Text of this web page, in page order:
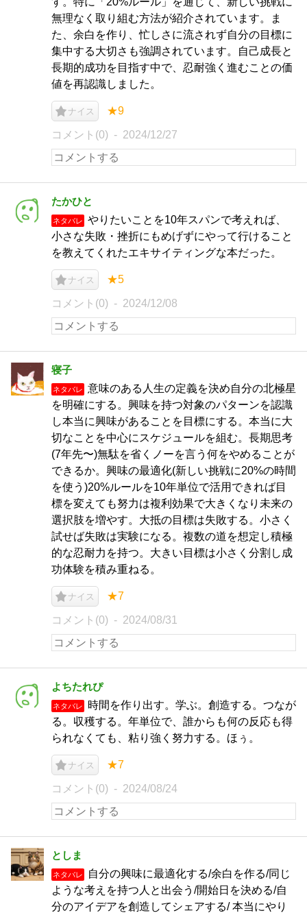
無理なく取り組む方法が紹介されています。ま
た、余白を作り、忙しさに流されず自分の目標に
集中する大切さも強調されています。自己成長と
長期的成功を目指す中で、忍耐強く進むことの価
値を再認識しました。
ナイス ★9
コメント(0) 2024/12/27
たかひと
ネタバレ
やりたいことを10年スパンで考えれば、
小さな失敗・挫折にもめげずにやって行けること
を教えてくれたエキサイティングな本だった。
ナイス ★5
コメント(0) 2024/12/08
寝子
ネタバレ
意味のある人生の定義を決め自分の北極星
を明確にする。興味を持つ対象のパターンを認識
し本当に興味があることを目標にする。本当に大
切なことを中心にスケジュールを組む。長期思考
(7年先〜)無駄を省くノーを言う何をやめることが
できるか。興味の最適化(新しい挑戦に20%の時間
を使う)20%ルールを10年単位で活用できれば目
標を変えても努力は複利効果で大きくなり未来の
選択肢を増やす。大抵の目標は失敗する。小さく
試せば失敗は実験になる。複数の道を想定し積極
的な忍耐力を持つ。大きい目標は小さく分割し成
功体験を積み重ねる。
ナイス ★7
コメント(0) 2024/08/31
よちたれぴ
ネタバレ
時間を作り出す。学ぶ。創造する。つなが
る。収穫する。年単位で、誰からも何の反応も得
られなくても、粘り強く努力する。ほぅ。
ナイス ★7
コメント(0) 2024/08/24
としま
ネタバレ
自分の興味に最適化する/余白を作る/同じ
ような考えを持つ人と出会う/開始日を決める/自
分のアイデアを創造してシェアする/ 本当にやり